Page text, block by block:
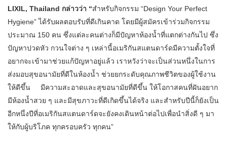
LIXIL, Thailand กล่าวว่า “สำหรับกิจกรรม “Design Your Perfect
Hygiene” ได้รับผลตอบรับที่ดีเกินคาด โดยมีผู้สมัครเข้าร่วมกิจกรรม
ประมาณ 150 คน ซึ่งแต่ละคนต่างก็มีปัญหาห้องน้ำที่แตกต่างกันไป ซึ่ง
ปัญหาปวดหัว กวนใจต่าง ๆ เหล่านี้อเมริกันสแตนดาร์ดมีความตั้งใจที่
อยากจะเข้ามาช่วยแก้ปัญหาอยู่แล้ว เราหวังว่าจะเป็นส่วนหนึ่งในการ
ส่งมอบสุขอนามัยที่ดีในห้องน้ำ ช่วยยกระดับคุณภาพชีวิตของผู้ใช้งาน
ให้ดีขึ้น มีความสะอาดและสุขอนามัยที่ดีขึ้น ให้โอกาสคนที่ฝันอยาก
มีห้องน้ำสวย ๆ และมีสุขภาวะที่ดีเกิดขึ้นได้จริง และสำหรับปีนี้ก็ยังเป็น
อีกหนึ่งปีที่อเมริกันสแตนดาร์ดจะยังคงเดินหน้าต่อไปเพื่อนำสิ่งดี ๆ มา
ให้กับผู้บริโภค ทุกครอบครัว ทุกคน”